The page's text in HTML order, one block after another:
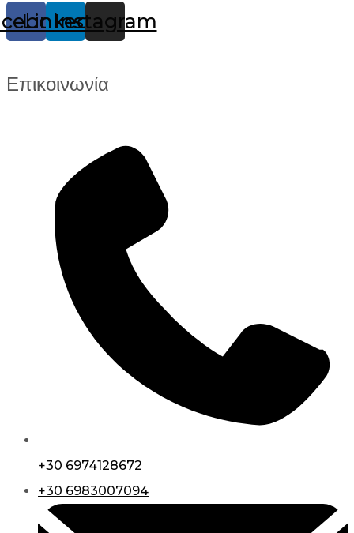
Linkedin
Instagram
Επικοινωνία
+30 6974128672
+30 6983007094